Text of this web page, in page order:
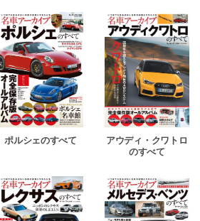
ポルシェのすべて
アウディ・クワトロ
のすべて